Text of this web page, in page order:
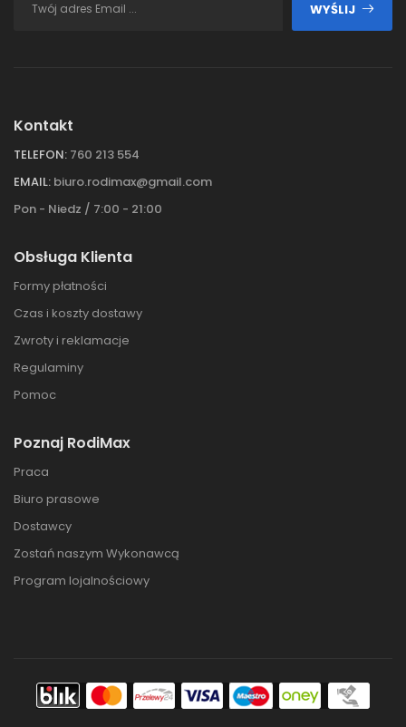
WYŚLIJ
Kontakt
TELEFON: 760 213 554
EMAIL: biuro.rodimax@gmail.com
Pon - Niedz / 7:00 - 21:00
Obsługa Klienta
Formy płatności
Czas i koszty dostawy
Zwroty i reklamacje
Regulaminy
Pomoc
Poznaj RodiMax
Praca
Biuro prasowe
Dostawcy
Zostań naszym Wykonawcą
Program lojalnościowy